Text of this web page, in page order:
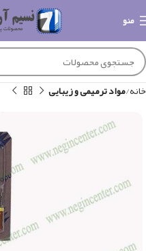
منو
خانه مواد ترمیمی و زیبایی